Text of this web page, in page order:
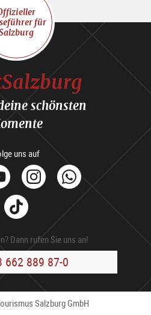
für
schönsten
uns auf
YoutubeInstagram
Tik
Tok
Dann rufen Sie uns an!
662 889 87-0
Salzburg GmbH